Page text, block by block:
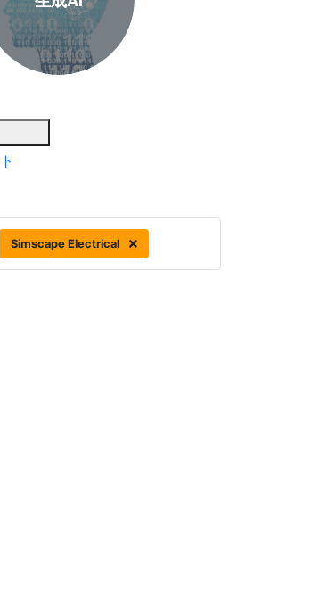
Simscape Electrical